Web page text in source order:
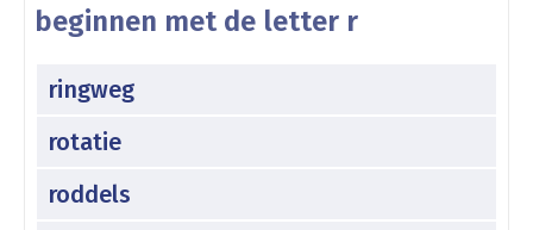
beginnen met de letter r
ringweg
rotatie
roddels